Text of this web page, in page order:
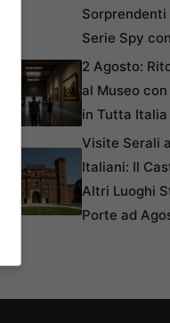
Serie Spy
2 Agosto:
al Museo
in Tutta Italia
Visite Serali
Italiani: Il
Altri Luoghi
Porte ad